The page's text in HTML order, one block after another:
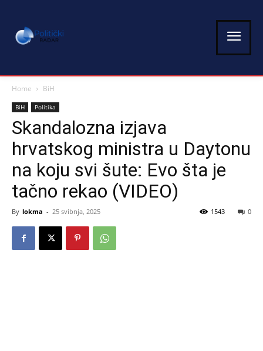
Home BiH
BiH Politika
Skandalozna izjava
hrvatskog ministra u Daytonu
na koju svi šute: Evo šta je
tačno rekao (VIDEO)
By lokma - 25 svibnja, 2025 0
1543